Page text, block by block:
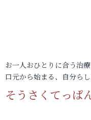
お一人おひとりに合う治
口元から始まる、自分ら
そうさくてっぱ